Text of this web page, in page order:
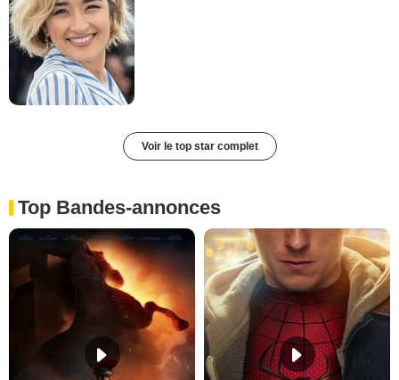
Voir le top star complet
Top Bandes-annonces